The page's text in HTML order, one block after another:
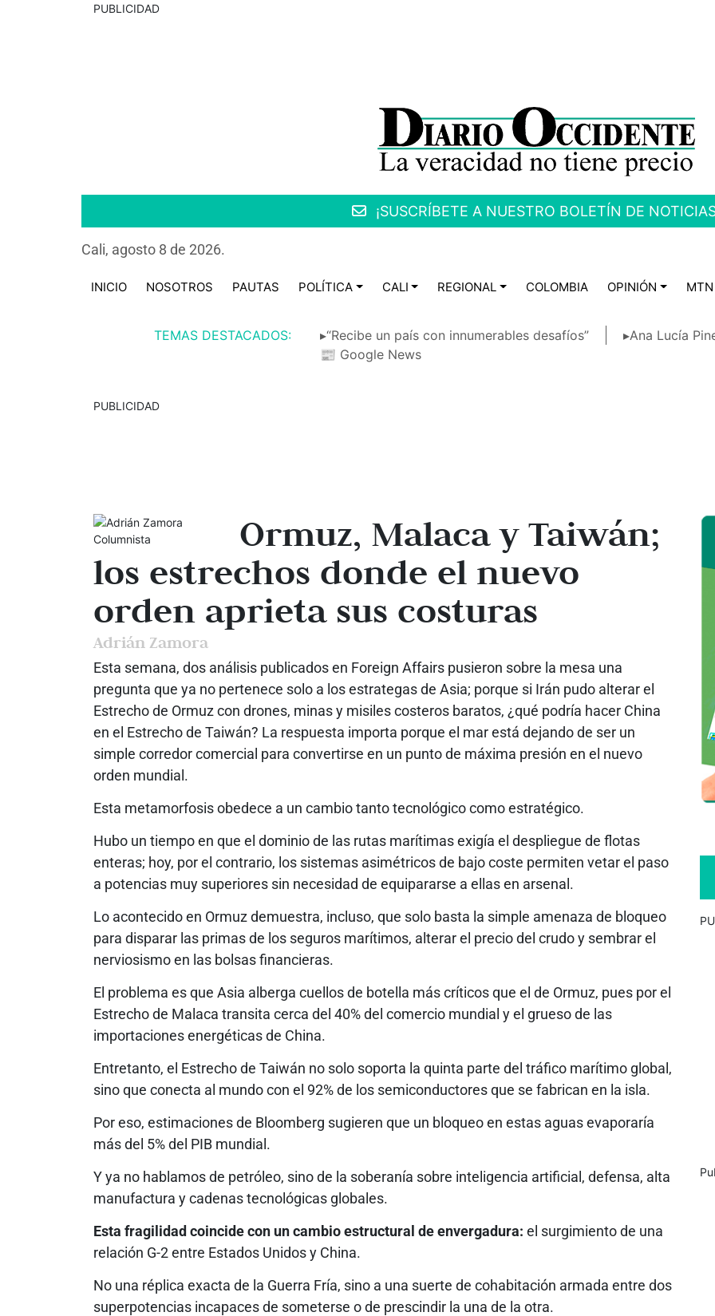
PUBLICIDAD
¡SUSCRÍBETE A NUESTRO BOLETÍN DE
Cali, agosto 8 de 2026.
INICIO NOSOTROS PAUTAS POLÍTICA CALI REGIONAL COLOMBIA OPINIÓN MTN
TEMAS DESTACADOS: ▸“Recibe un país con innumerables desafíos”
▸Ana Lucía
📰 Google News
PUBLICIDAD
Ormuz, Malaca y Taiwán;
los estrechos donde el nuevo
orden aprieta sus costuras
Adrián Zamora
Esta semana, dos análisis publicados en Foreign Affairs pusieron sobre la mesa una
pregunta que ya no pertenece solo a los estrategas de Asia; porque si Irán pudo alterar el
Estrecho de Ormuz con drones, minas y misiles costeros baratos, ¿qué podría hacer China
en el Estrecho de Taiwán? La respuesta importa porque el mar está dejando de ser un
simple corredor comercial para convertirse en un punto de máxima presión en el nuevo
orden mundial.
Esta metamorfosis obedece a un cambio tanto tecnológico como estratégico.
Hubo un tiempo en que el dominio de las rutas marítimas exigía el despliegue de flotas
enteras; hoy, por el contrario, los sistemas asimétricos de bajo coste permiten vetar el paso
a potencias muy superiores sin necesidad de equipararse a ellas en arsenal.
Lo acontecido en Ormuz demuestra, incluso, que solo basta la simple amenaza de bloqueo
para disparar las primas de los seguros marítimos, alterar el precio del crudo y sembrar el
nerviosismo en las bolsas financieras.
El problema es que Asia alberga cuellos de botella más críticos que el de Ormuz, pues por el
Estrecho de Malaca transita cerca del 40% del comercio mundial y el grueso de las
importaciones energéticas de China.
Entretanto, el Estrecho de Taiwán no solo soporta la quinta parte del tráfico marítimo global,
sino que conecta al mundo con el 92% de los semiconductores que se fabrican en la isla.
Por eso, estimaciones de Bloomberg sugieren que un bloqueo en estas aguas evaporaría
más del 5% del PIB mundial.
Y ya no hablamos de petróleo, sino de la soberanía sobre inteligencia artificial, defensa, alta
manufactura y cadenas tecnológicas globales.
Esta fragilidad coincide con un cambio estructural de envergadura: el surgimiento de una
relación G-2 entre Estados Unidos y China.
No una réplica exacta de la Guerra Fría, sino a una suerte de cohabitación armada entre dos
superpotencias incapaces de someterse o de prescindir la una de la otra.